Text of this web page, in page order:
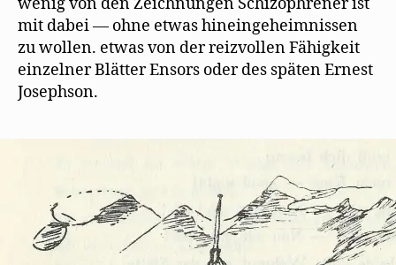
mit dabei — ohne etwas hineingeheimnissen
zu wollen. etwas von der reizvollen Fähigkeit
einzelner Blätter Ensors oder des späten Ernest
Josephson.